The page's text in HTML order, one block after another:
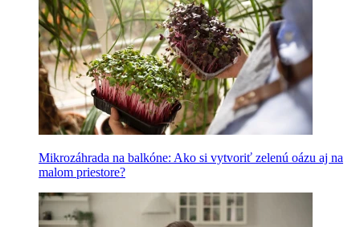
Mikrozáhrada na balkóne: Ako si vytvoriť zelenú oázu aj na
malom priestore?